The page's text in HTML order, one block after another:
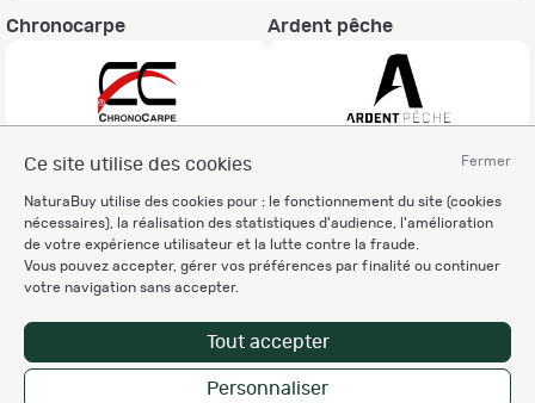
Fermer
Ce site utilise des cookies
NaturaBuy utilise des cookies pour : le fonctionnement du site (cookies
nécessaires), la réalisation des statistiques d'audience, l'amélioration
de votre expérience utilisateur et la lutte contre la fraude.
Vous pouvez accepter, gérer vos préférences par finalité ou continuer
votre navigation sans accepter.
Tout accepter
Personnaliser
Chronocarpe Ardent pêche
Charte éthique
Mentions légales
Règlement & Conditions d'utilisation
Politique de protection
des données personnelles
Personnalisation des cookies